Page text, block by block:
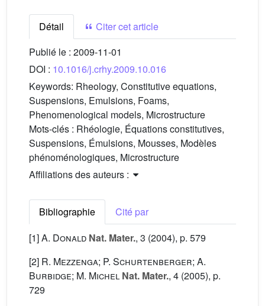
Détail
Citer cet article
Publié le : 2009-11-01
DOI : 10.1016/j.crhy.2009.10.016
Keywords: Rheology, Constitutive equations,
Suspensions, Emulsions, Foams,
Phenomenological models, Microstructure
Mots-clés : Rhéologie, Équations constitutives,
Suspensions, Émulsions, Mousses, Modèles
phénoménologiques, Microstructure
Affiliations des auteurs :
Bibliographie
Cité par
[1]A. Donald Nat. Mater., 3 (2004), p. 579
[2] R. Mezzenga; P. Schurtenberger; A.
Burbidge; M. Michel Nat. Mater., 4 (2005), p.
729